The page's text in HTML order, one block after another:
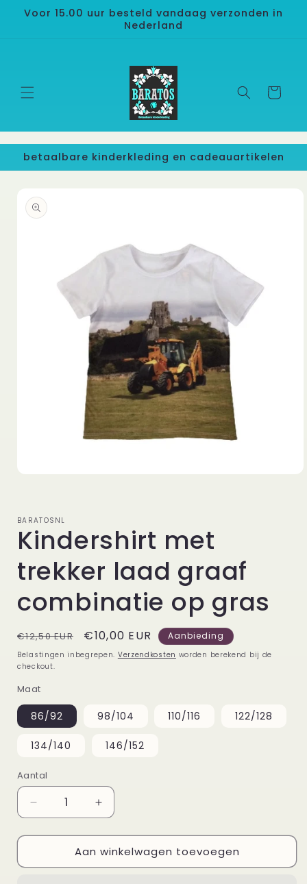
naar de
Voor 15.00 uur besteld vandaag verzonden in
Nederland
Winkelwagen
betaalbare kinderkleding en cadeauartikelen
modaal
BARATOSNL
Kindershirt met
trekker laad graaf
combinatie op gras
Normale
prijs
€12,50 EUR Aanbiedingsprijs
€10,00 EUR Aanbieding
Belastingen inbegrepen. Verzendkosten worden berekend bij de
checkout.
Maat
86/92 98/104 110/116 122/128
134/140 146/152
Aantal
Aantal
verlagen
voor
Kindershirt
met
Aantal
verhogen
voor
Kindershirt
met
Aan winkelwagen toevoegen